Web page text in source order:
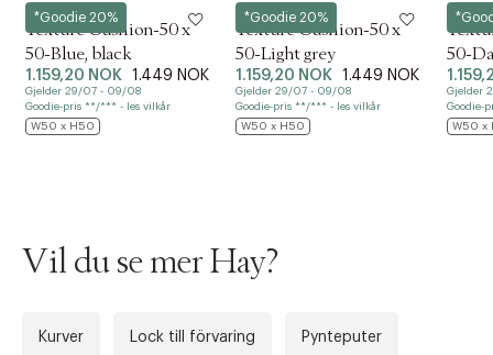
*Goodie 20%
Hay
Texture Cushion-50 x
50-Blue, black
1.159,20 NOK 1.449 NOK
Gjelder 29/07 - 09/08
Goodie-pris **/*** - les vilkår
W50 x H50
*Goodie 20%
Hay
Texture Cushion-50 x
50-Light grey
1.159,20 NOK 1.449 NOK
Gjelder 29/07 - 09/08
Goodie-pris **/*** - les vilkår
W50 x H50
Hay
50-
Gjelder
Goodie-
W50 x
Vil du se mer Hay?
Kurver Lock till förvaring Pynteputer